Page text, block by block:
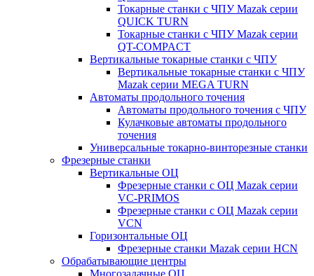
Токарные станки с ЧПУ Mazak серии
QUICK TURN
Токарные станки с ЧПУ Mazak серии
QT-COMPACT
Вертикальные токарные станки с ЧПУ
Вертикальные токарные станки с ЧПУ
Mazak серии MEGA TURN
Автоматы продольного точения
Автоматы продольного точения с ЧПУ
Кулачковые автоматы продольного
точения
Универсальные токарно-винторезные станки
Фрезерные станки
Вертикальные ОЦ
Фрезерные станки с ОЦ Mazak серии
VC-PRIMOS
Фрезерные станки с ОЦ Mazak серии
VCN
Горизонтальные ОЦ
Фрезерные станки Mazak серии HCN
Обрабатывающие центры
Многозадачные ОЦ